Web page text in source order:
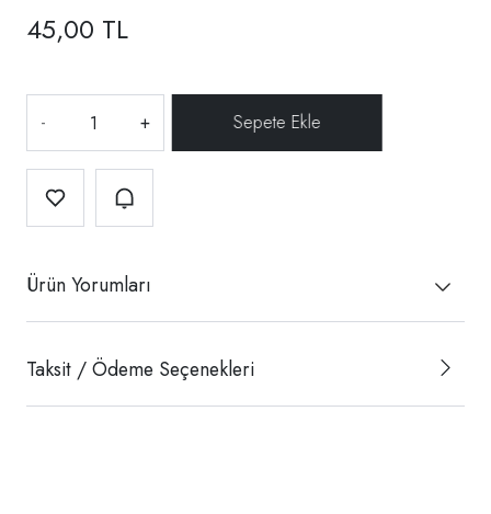
45,00 TL
- +
Ürün Yorumları
Taksit / Ödeme Seçenekleri